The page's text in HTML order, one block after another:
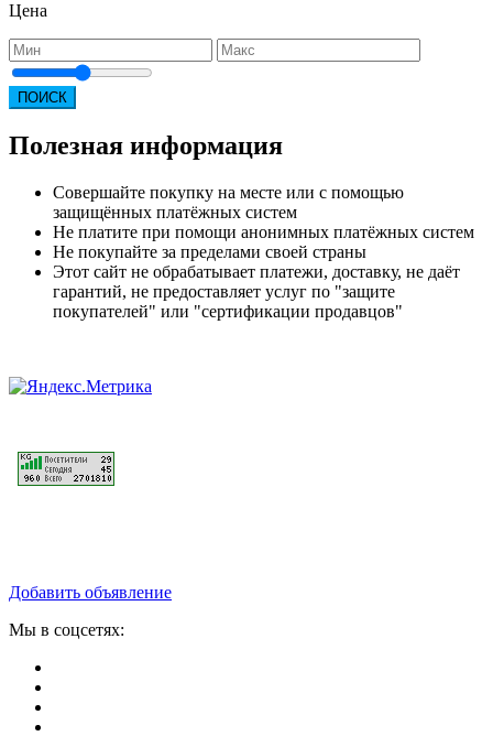
Цена
ПОИСК
Полезная информация
Совершайте покупку на месте или с помощью
защищённых платёжных систем
Не платите при помощи анонимных платёжных систем
Не покупайте за пределами своей страны
Этот сайт не обрабатывает платежи, доставку, не даёт
гарантий, не предоставляет услуг по "защите
покупателей" или "сертификации продавцов"
Добавить объявление
Мы в соцсетях: